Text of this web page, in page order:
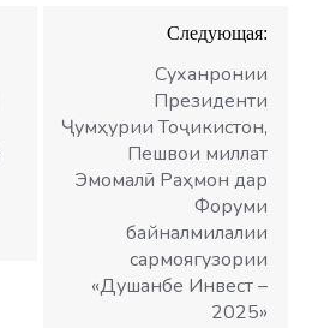
Следующая:
Суханронии
Президенти
Ҷумҳурии Тоҷикистон,
Пешвои миллат
Эмомалӣ Раҳмон дар
Форуми
байналмилалии
сармоягузории
«Душанбе Инвест –
2025»